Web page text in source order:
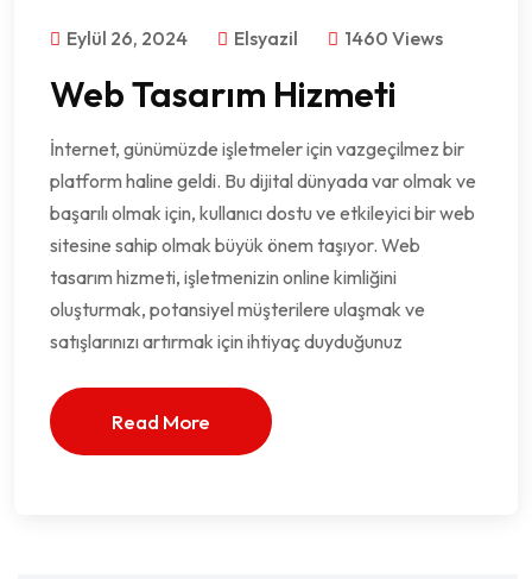
Eylül 26, 2024 Elsyazil 1460 Views
Web Tasarım Hizmeti
İnternet, günümüzde işletmeler için vazgeçilmez bir
platform haline geldi. Bu dijital dünyada var olmak ve
başarılı olmak için, kullanıcı dostu ve etkileyici bir web
sitesine sahip olmak büyük önem taşıyor. Web
tasarım hizmeti, işletmenizin online kimliğini
oluşturmak, potansiyel müşterilere ulaşmak ve
satışlarınızı artırmak için ihtiyaç duyduğunuz
Read More